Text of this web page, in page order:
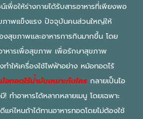
เพื่อให้ร่างกายได้รับสารอาหารที่เพียงพอ
ภาพแข็งแรง ปัจจุบันคนส่วนใหญ่ให้
สุขภาพและอาหารการกินมากขึ้น โดย
าหารเพื่อสุขภาพ เพื่อรักษาสุขภาพ
ำให้เครื่องใช้ไฟฟ้าอย่าง หม้อทอดไร้
อทอดไร้น้ำมันเหมาะกับใคร กลายเป็นไอ
ทำอาหารได้หลากหลายเมนู โดยเฉพาะ
ค่ไหนถ้าได้ทานอาหารทอดโดยไม่ต้องใช้